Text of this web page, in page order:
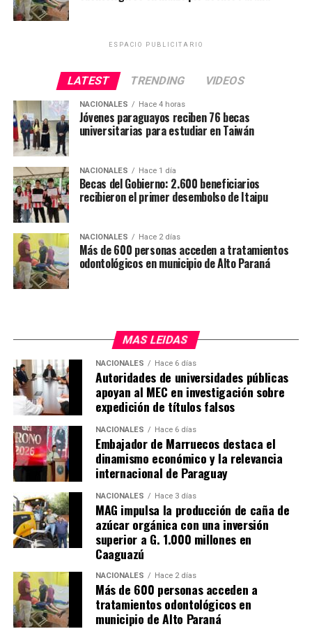
ESPACIO PUBLICITARIO
LATEST TRENDING VIDEOS
NACIONALES Hace 4 horas
Jóvenes paraguayos reciben 76 becas
universitarias para estudiar en Taiwán
NACIONALES Hace 1 día
Becas del Gobierno: 2.600 beneficiarios
recibieron el primer desembolso de Itaipu
NACIONALES Hace 2 días
Más de 600 personas acceden a tratamientos
odontológicos en municipio de Alto Paraná
MAS LEIDAS
NACIONALES Hace 6 días
Autoridades de universidades públicas
apoyan al MEC en investigación sobre
expedición de títulos falsos
NACIONALES Hace 6 días
Embajador de Marruecos destaca el
dinamismo económico y la relevancia
internacional de Paraguay
NACIONALES Hace 3 días
MAG impulsa la producción de caña de
azúcar orgánica con una inversión
superior a G. 1.000 millones en
Caaguazú
NACIONALES Hace 2 días
Más de 600 personas acceden a
tratamientos odontológicos en
municipio de Alto Paraná